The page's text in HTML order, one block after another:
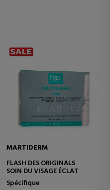
MARTIDERM
FLASH DES ORIGINALS
SOIN DU VISAGE ÉCLAT
Spécifique